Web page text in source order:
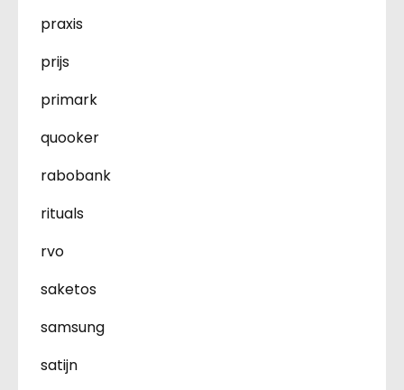
praxis
prijs
primark
quooker
rabobank
rituals
rvo
saketos
samsung
satijn